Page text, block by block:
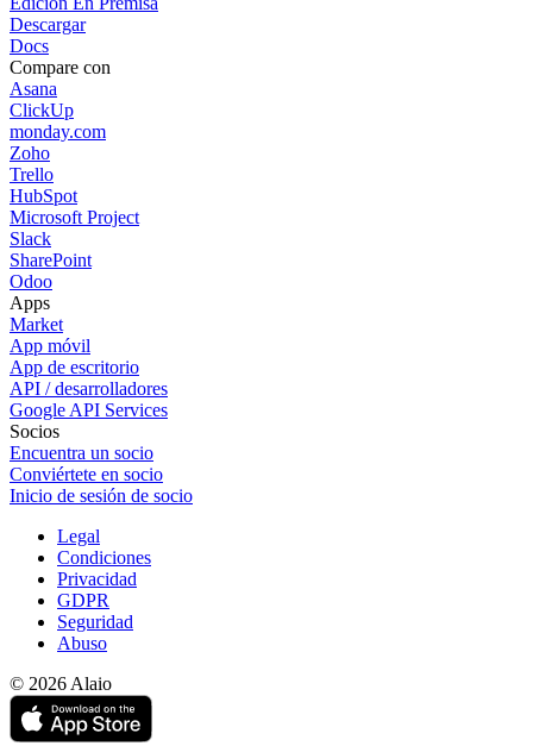
Descargar
Docs
Compare con
Asana
ClickUp
monday.com
Zoho
Trello
HubSpot
Microsoft Project
Slack
SharePoint
Odoo
Apps
Market
App móvil
App de escritorio
API / desarrolladores
Google API Services
Socios
Encuentra un socio
Conviértete en socio
Inicio de sesión de socio
Legal
Condiciones
Privacidad
GDPR
Seguridad
Abuso
© 2026 Alaio